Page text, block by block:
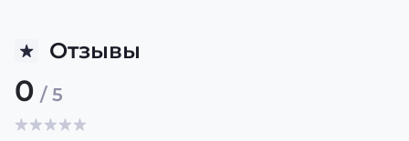
Отзывы
0 / 5